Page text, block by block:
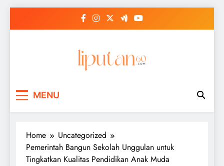
MENU
Home
Uncategorized
Pemerintah Bangun Sekolah Unggulan untuk
Tingkatkan Kualitas Pendidikan Anak Muda